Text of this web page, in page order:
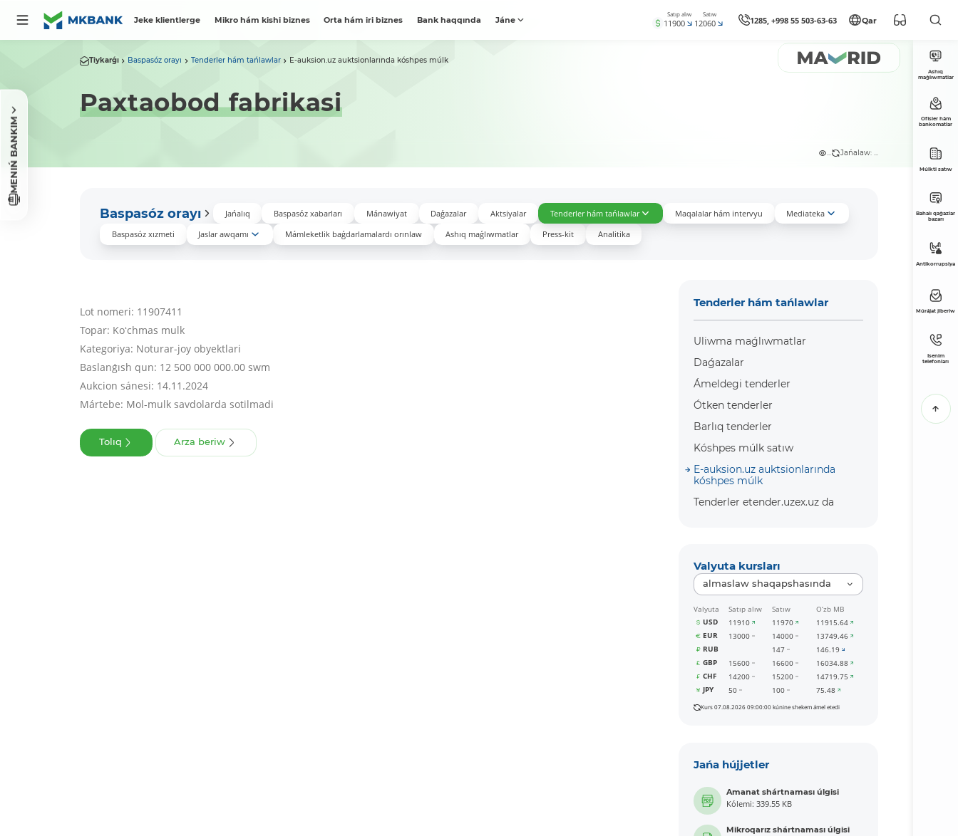
Jeke klientlerge Mikro hám kishi biznes Orta hám iri biznes Bank haqqında Jáne
Satıp alıw
11900
Satıw
12060 1285, +998 55 503-63-63 Qar
MENIŃ BANKIM
Tiykarǵı Baspasóz orayı Tenderler hám tańlawlar E-auksion.uz auktsionlarında kóshpes múlk
Paxtaobod fabrikasi
... Jańalaw: ...
Baspasóz orayı Jańalıq Baspasóz xabarları Mánawiyat Daǵazalar Aktsiyalar Tenderler hám tańlawlar Maqalalar hám intervyu
Mediateka
Baspasóz xızmeti
Jaslar awqamı Mámleketlik baǵdarlamalardı orınlaw Ashıq maǵlıwmatlar Press-kit Analitika
Lot nomeri: 11907411
Topar: Koʻchmas mulk
Kategoriya: Noturar-joy obyektlari
Baslanǵısh qun: 12 500 000 000.00 swm
Aukcion sánesi: 14.11.2024
Mártebe: Mol-mulk savdolarda sotilmadi
Tolıq Arza beriw
Tenderler hám tańlawlar
Uliwma maǵlıwmatlar
Daǵazalar
Ámeldegi tenderler
Ótken tenderler
Barlıq tenderler
Kóshpes múlk satıw
E-auksion.uz auktsionlarında
kóshpes múlk
Tenderler etender.uzex.uz da
Valyuta kursları
almaslaw shaqapshasında
Valyuta Satıp alıw Satıw
O‘zb MB
USD
11910 11970
11915.64
EUR
13000 14000
13749.46
RUB
147
146.19
GBP
15600 16600
16034.88
CHF
14200 15200
14719.75
JPY
50 100 75.48
Kurs 07.08.2026 09:00:00 kúnine shekem ámel etedi
Jańa hújjetler
Amanat shártnaması úlgisi
Kólemi: 339.55 KB
Mikroqarız shártnaması úlgisi
Ashıq
maǵlıwmatlar
Ofisler hám
bankomatlar
Múlkti satıw
Bahalı qaǵazlar
bazarı
Antikorrupsiya
Múrájat jiberiw
Isenim
telefonları